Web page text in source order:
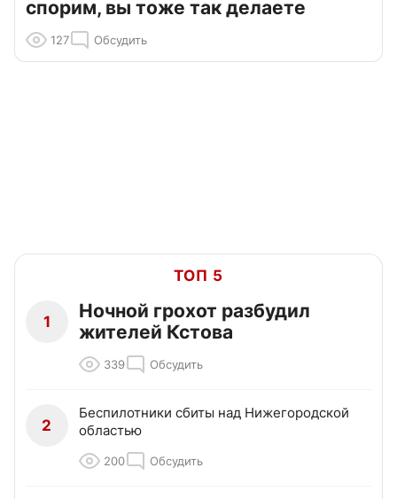
спорим, вы тоже так делаете
127 Обсудить
ТОП 5
1
Ночной грохот разбудил
жителей Кстова
339 Обсудить
2
Беспилотники сбиты над Нижегородской
областью
200 Обсудить